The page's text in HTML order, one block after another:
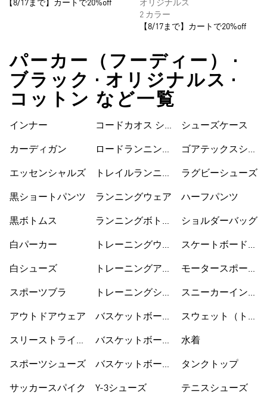
【8/17まで】カートで20%off
オリジナルス
2 カラー
【8/17まで】カートで20%off
パーカー（フーディー） •
ブラック • オリジナルス •
コットン など一覧
インナー
カーディガン
エッセンシャルズ
黒ショートパンツ
黒ボトムス
白パーカー
白シューズ
スポーツブラ
アウトドアウェア
スリーストライプ
スポーツシューズ
サッカースパイク
コードカオス シ
ロードランニング
トレイルランニン
ランニングウェア
ランニングボトム
トレーニングウェ
トレーニングアク
トレーニングシュ
バスケットボール
バスケットボール
バスケットボール
Y-3シューズ
シューズケース
ゴアテックスシュ
ラグビーシューズ
ハーフパンツ
ショルダーバッグ
スケートボードシ
モータースポーツ
スニーカーインソ
スウェット（トレ
水着
タンクトップ
テニスシューズ